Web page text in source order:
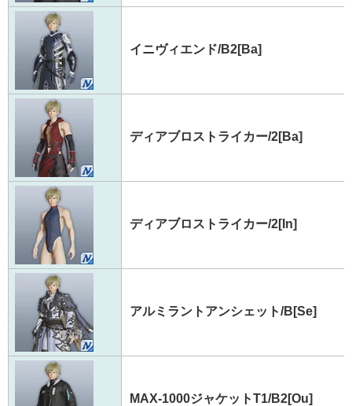
イニヴィエンド/B2[Ba]
ディアブロストライカー/2[Ba]
ディアブロストライカー/2[In]
アルミラントアンシェット/B[Se]
MAX-1000ジャケットT1/B2[Ou]